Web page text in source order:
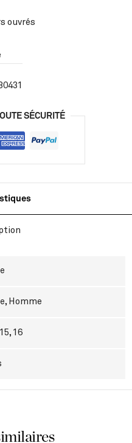
ouvrés
SÉCURITÉ
, Homme
16